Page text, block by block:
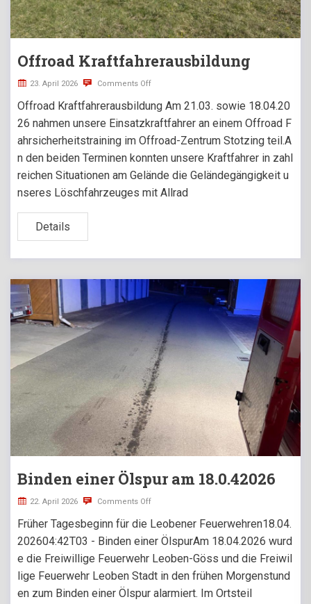
Offroad Kraftfahrerausbildung
23. April 2026 Comments Off
Offroad Kraftfahrerausbildung Am 21.03. sowie 18.04.20
26 nahmen unsere Einsatzkraftfahrer an einem Offroad F
ahrsicherheitstraining im Offroad-Zentrum Stotzing teil.A
n den beiden Terminen konnten unsere Kraftfahrer in zahl
reichen Situationen am Gelände die Geländegängigkeit u
nseres Löschfahrzeuges mit Allrad
Details
Binden einer Ölspur am 18.0.42026
22. April 2026 Comments Off
Früher Tagesbeginn für die Leobener Feuerwehren18.04.
202604:42T03 - Binden einer ÖlspurAm 18.04.2026 wurd
e die Freiwillige Feuerwehr Leoben-Göss und die Freiwil
lige Feuerwehr Leoben Stadt in den frühen Morgenstund
en zum Binden einer Ölspur alarmiert. Im Ortsteil